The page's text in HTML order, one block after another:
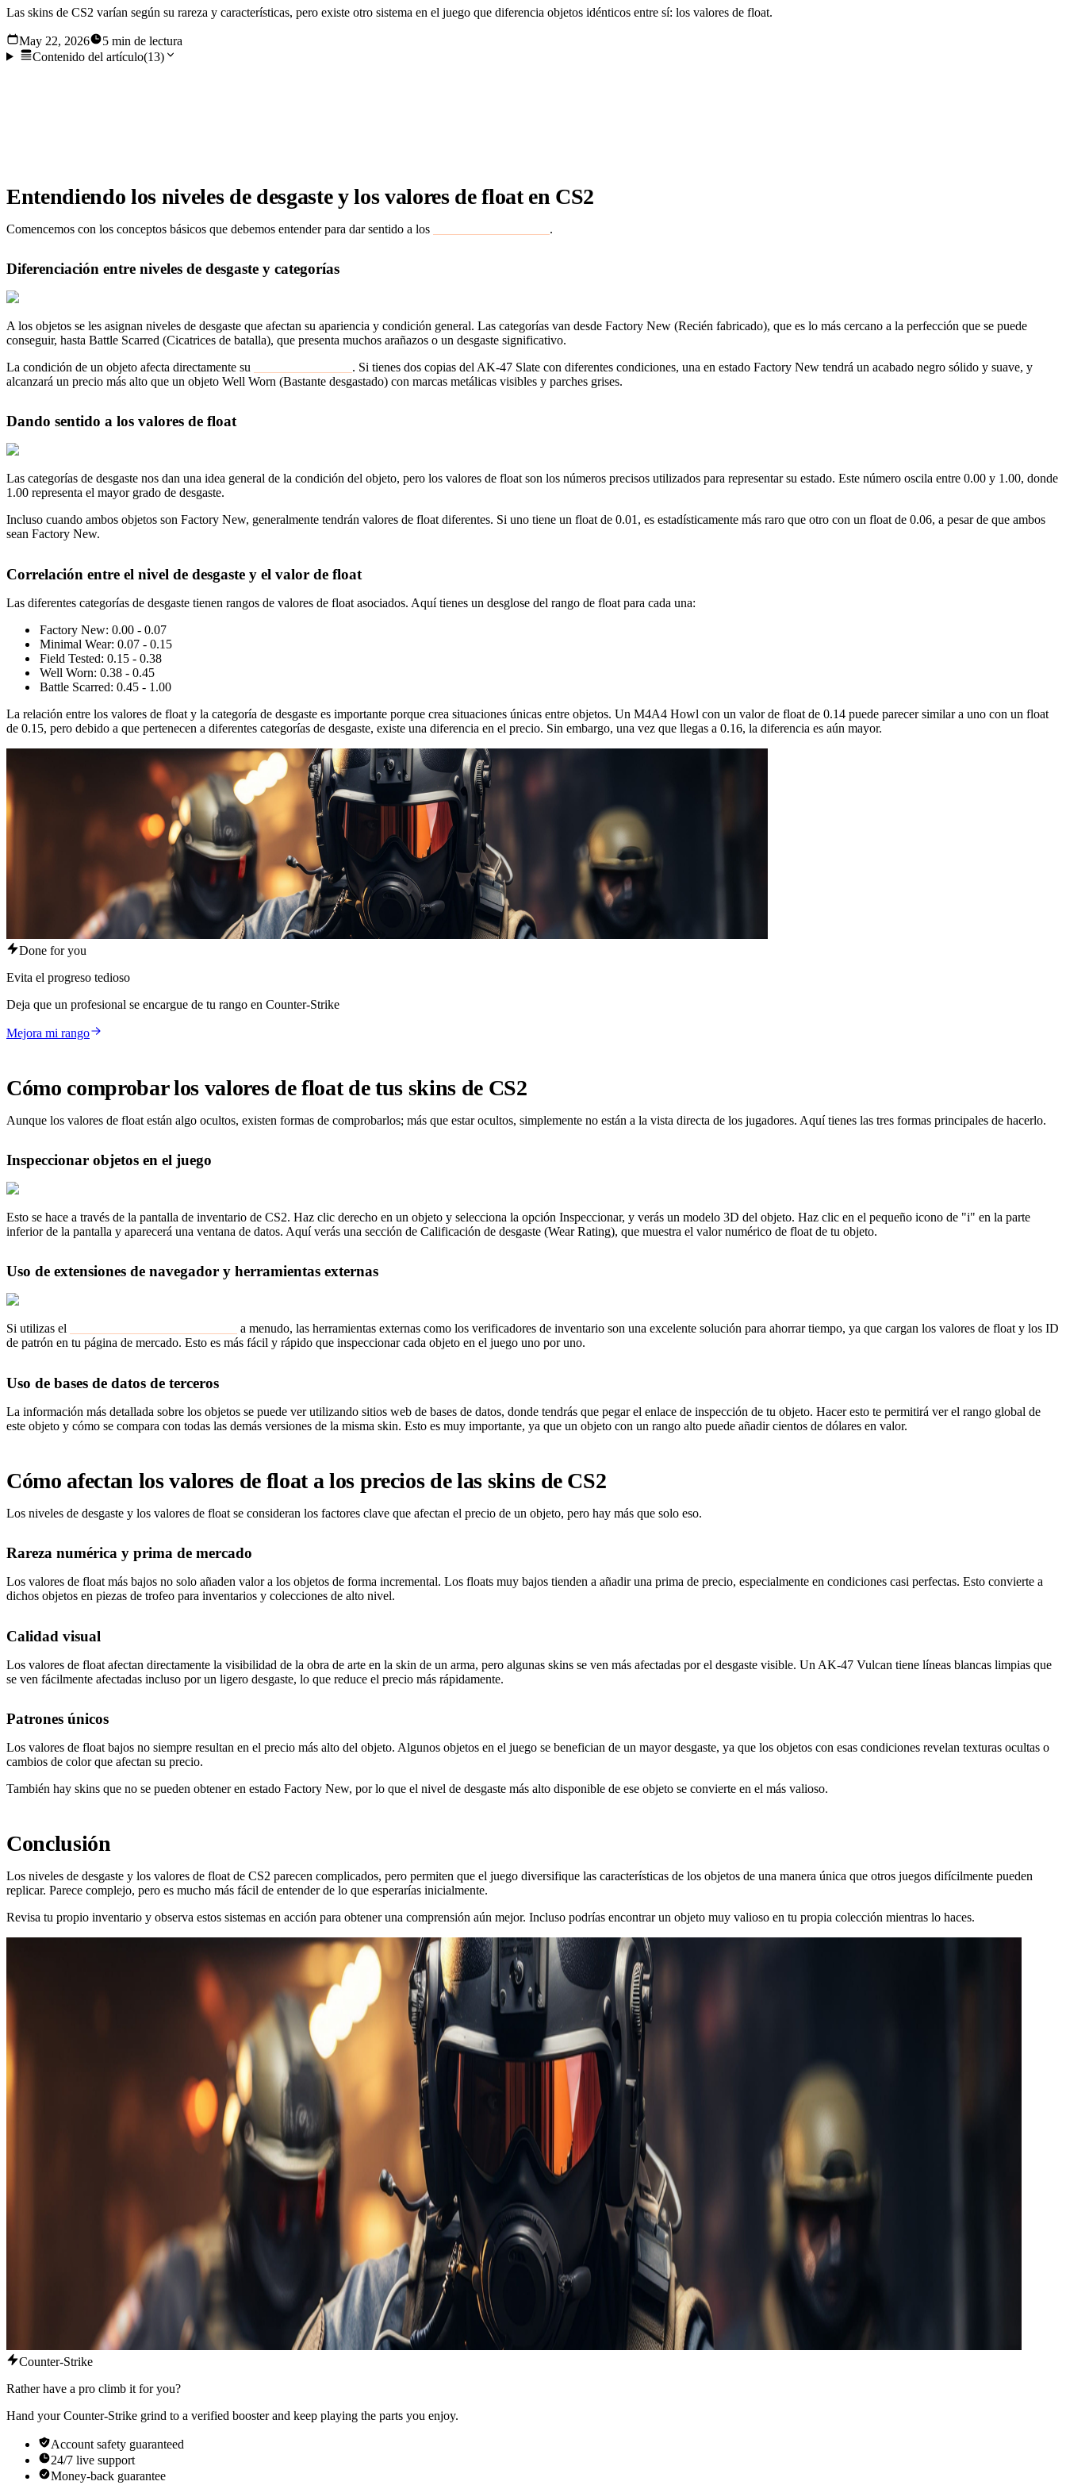
Las skins de CS2 varían según su rareza y características, pero existe otro sistema en el juego que diferencia objetos idénticos entre sí: los valores de float.
May 22, 2026
5 min de lectura
Contenido del artículo(13)
Entendiendo los niveles de desgaste y los valores de float en CS2
Comencemos con los conceptos básicos que debemos entender para dar sentido a los .
Diferenciación entre niveles de desgaste y categorías
A los objetos se les asignan niveles de desgaste que afectan su apariencia y condición general. Las categorías van desde Factory New (Recién fabricado), que es lo más cercano a la perfección que se puede
conseguir, hasta Battle Scarred (Cicatrices de batalla), que presenta muchos arañazos o un desgaste significativo.
La condición de un objeto afecta directamente su
. Si tienes dos copias del AK-47 Slate con diferentes condiciones, una en estado Factory New tendrá un acabado negro sólido y suave, y
alcanzará un precio más alto que un objeto Well Worn (Bastante desgastado) con marcas metálicas visibles y parches grises.
Dando sentido a los valores de float
Las categorías de desgaste nos dan una idea general de la condición del objeto, pero los valores de float son los números precisos utilizados para representar su estado. Este número oscila entre 0.00 y 1.00, donde
1.00 representa el mayor grado de desgaste.
Incluso cuando ambos objetos son Factory New, generalmente tendrán valores de float diferentes. Si uno tiene un float de 0.01, es estadísticamente más raro que otro con un float de 0.06, a pesar de que ambos
sean Factory New.
Correlación entre el nivel de desgaste y el valor de float
Las diferentes categorías de desgaste tienen rangos de valores de float asociados. Aquí tienes un desglose del rango de float para cada una:
Factory New: 0.00 - 0.07
Minimal Wear: 0.07 - 0.15
Field Tested: 0.15 - 0.38
Well Worn: 0.38 - 0.45
Battle Scarred: 0.45 - 1.00
La relación entre los valores de float y la categoría de desgaste es importante porque crea situaciones únicas entre objetos. Un M4A4 Howl con un valor de float de 0.14 puede parecer similar a uno con un float
de 0.15, pero debido a que pertenecen a diferentes categorías de desgaste, existe una diferencia en el precio. Sin embargo, una vez que llegas a 0.16, la diferencia es aún mayor.
Done for you
Evita el progreso tedioso
Deja que un profesional se encargue de tu rango en Counter-Strike
Mejora mi rango
Cómo comprobar los valores de float de tus skins de CS2
Aunque los valores de float están algo ocultos, existen formas de comprobarlos; más que estar ocultos, simplemente no están a la vista directa de los jugadores. Aquí tienes las tres formas principales de hacerlo.
Inspeccionar objetos en el juego
Esto se hace a través de la pantalla de inventario de CS2. Haz clic derecho en un objeto y selecciona la opción Inspeccionar, y verás un modelo 3D del objeto. Haz clic en el pequeño icono de "i" en la parte
inferior de la pantalla y aparecerá una ventana de datos. Aquí verás una sección de Calificación de desgaste (Wear Rating), que muestra el valor numérico de float de tu objeto.
Uso de extensiones de navegador y herramientas externas
Si utilizas el
a menudo, las herramientas externas como los verificadores de inventario son una excelente solución para ahorrar tiempo, ya que cargan los valores de float y los ID
de patrón en tu página de mercado. Esto es más fácil y rápido que inspeccionar cada objeto en el juego uno por uno.
Uso de bases de datos de terceros
La información más detallada sobre los objetos se puede ver utilizando sitios web de bases de datos, donde tendrás que pegar el enlace de inspección de tu objeto. Hacer esto te permitirá ver el rango global de
este objeto y cómo se compara con todas las demás versiones de la misma skin. Esto es muy importante, ya que un objeto con un rango alto puede añadir cientos de dólares en valor.
Cómo afectan los valores de float a los precios de las skins de CS2
Los niveles de desgaste y los valores de float se consideran los factores clave que afectan el precio de un objeto, pero hay más que solo eso.
Rareza numérica y prima de mercado
Los valores de float más bajos no solo añaden valor a los objetos de forma incremental. Los floats muy bajos tienden a añadir una prima de precio, especialmente en condiciones casi perfectas. Esto convierte a
dichos objetos en piezas de trofeo para inventarios y colecciones de alto nivel.
Calidad visual
Los valores de float afectan directamente la visibilidad de la obra de arte en la skin de un arma, pero algunas skins se ven más afectadas por el desgaste visible. Un AK-47 Vulcan tiene líneas blancas limpias que
se ven fácilmente afectadas incluso por un ligero desgaste, lo que reduce el precio más rápidamente.
Patrones únicos
Los valores de float bajos no siempre resultan en el precio más alto del objeto. Algunos objetos en el juego se benefician de un mayor desgaste, ya que los objetos con esas condiciones revelan texturas ocultas o
cambios de color que afectan su precio.
También hay skins que no se pueden obtener en estado Factory New, por lo que el nivel de desgaste más alto disponible de ese objeto se convierte en el más valioso.
Conclusión
Los niveles de desgaste y los valores de float de CS2 parecen complicados, pero permiten que el juego diversifique las características de los objetos de una manera única que otros juegos difícilmente pueden
replicar. Parece complejo, pero es mucho más fácil de entender de lo que esperarías inicialmente.
Revisa tu propio inventario y observa estos sistemas en acción para obtener una comprensión aún mejor. Incluso podrías encontrar un objeto muy valioso en tu propia colección mientras lo haces.
Counter-Strike
Rather have a pro climb it for you?
Hand your Counter-Strike grind to a verified booster and keep playing the parts you enjoy.
Account safety guaranteed
24/7 live support
Money-back guarantee